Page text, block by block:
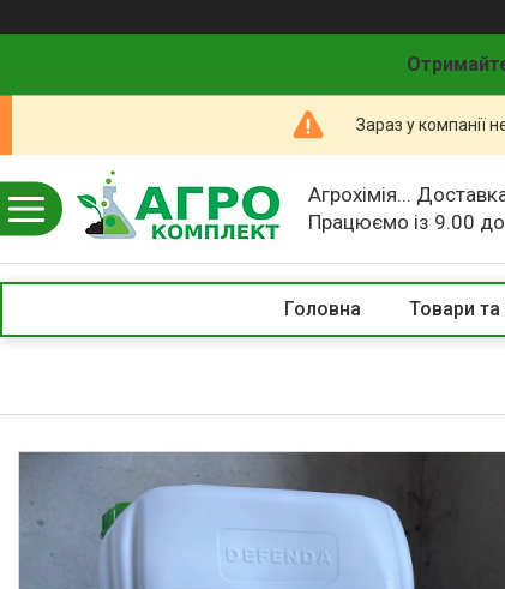
Зараз у компанії
Агрохімія...
Працюємо із 9.00
Головна Товари та